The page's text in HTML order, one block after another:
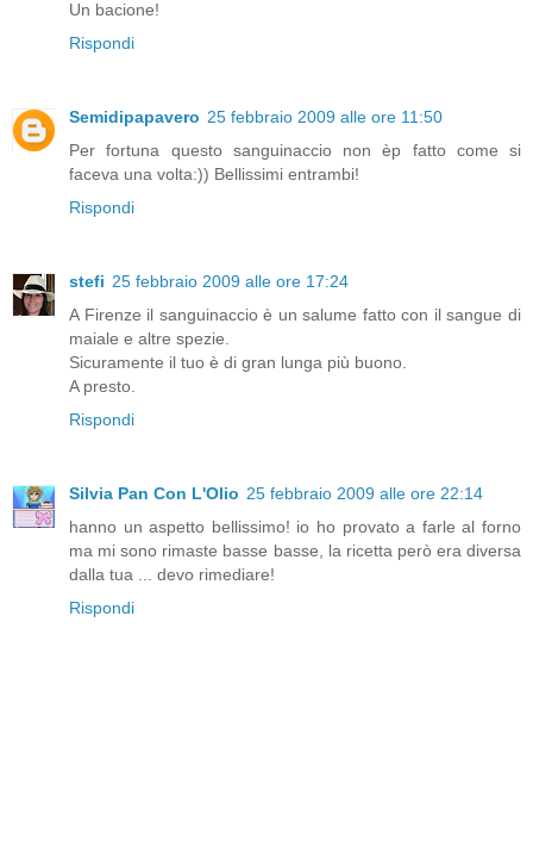
Un bacione!
Rispondi
Semidipapavero 25 febbraio 2009 alle ore 11:50
Per fortuna questo sanguinaccio non èp fatto come si
faceva una volta:)) Bellissimi entrambi!
Rispondi
stefi 25 febbraio 2009 alle ore 17:24
A Firenze il sanguinaccio è un salume fatto con il sangue di
maiale e altre spezie.
Sicuramente il tuo è di gran lunga più buono.
A presto.
Rispondi
Silvia Pan Con L'Olio 25 febbraio 2009 alle ore 22:14
hanno un aspetto bellissimo! io ho provato a farle al forno
ma mi sono rimaste basse basse, la ricetta però era diversa
dalla tua ... devo rimediare!
Rispondi